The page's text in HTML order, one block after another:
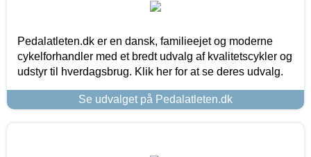
Pedalatleten.dk er en dansk, familieejet og moderne
cykelforhandler med et bredt udvalg af kvalitetscykler og
udstyr til hverdagsbrug. Klik her for at se deres udvalg.
Se udvalget på Pedalatleten.dk